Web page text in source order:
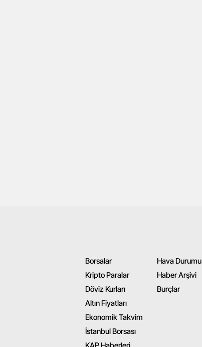
Borsalar
Kripto Paralar
Döviz Kurları
Altın Fiyatları
Ekonomik Takvim
İstanbul Borsası
Hava Durumu
Haber Arşivi
Burçlar